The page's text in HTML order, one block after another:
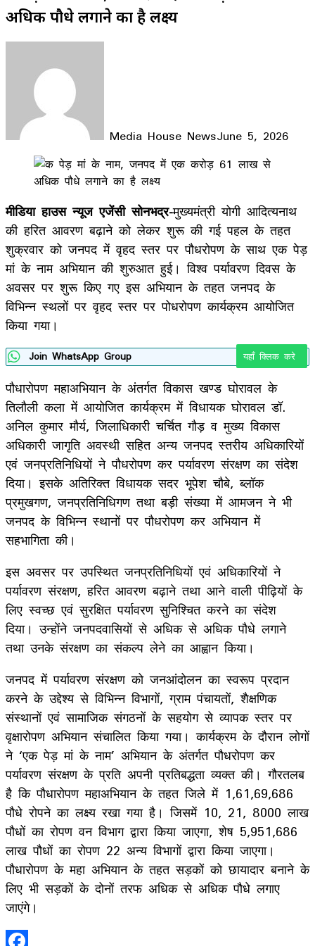
अधिक पौधे लगाने का है लक्ष्य
Media House NewsJune 5, 2026
Facebook
LinkedIn
WhatsApp
Telegram
मीडिया हाउस न्यूज एजेंसी सोनभद्र-मुख्यमंत्री योगी आदित्यनाथ
की हरित आवरण बढ़ाने को लेकर शुरू की गई पहल के तहत
शुक्रवार को जनपद में वृहद स्तर पर पौधरोपण के साथ एक पेड़
मां के नाम अभियान की शुरुआत हुई। विश्व पर्यावरण दिवस के
अवसर पर शुरू किए गए इस अभियान के तहत जनपद के
विभिन्न स्थलों पर वृहद स्तर पर पोधरोपण कार्यक्रम आयोजित
किया गया।
Join WhatsApp Group यहाँ क्लिक करे
पौधारोपण महाअभियान के अंतर्गत विकास खण्ड घोरावल के
तिलौली कला में आयोजित कार्यक्रम में विधायक घोरावल डॉ.
अनिल कुमार मौर्य, जिलाधिकारी चर्चित गौड़ व मुख्य विकास
अधिकारी जागृति अवस्थी सहित अन्य जनपद स्तरीय अधिकारियों
एवं जनप्रतिनिधियों ने पौधरोपण कर पर्यावरण संरक्षण का संदेश
दिया। इसके अतिरिक्त विधायक सदर भूपेश चौबे, ब्लॉक
प्रमुखगण, जनप्रतिनिधिगण तथा बड़ी संख्या में आमजन ने भी
जनपद के विभिन्न स्थानों पर पौधरोपण कर अभियान में
सहभागिता की।
इस अवसर पर उपस्थित जनप्रतिनिधियों एवं अधिकारियों ने
पर्यावरण संरक्षण, हरित आवरण बढ़ाने तथा आने वाली पीढ़ियों के
लिए स्वच्छ एवं सुरक्षित पर्यावरण सुनिश्चित करने का संदेश
दिया। उन्होंने जनपदवासियों से अधिक से अधिक पौधे लगाने
तथा उनके संरक्षण का संकल्प लेने का आह्वान किया।
जनपद में पर्यावरण संरक्षण को जनआंदोलन का स्वरूप प्रदान
करने के उद्देश्य से विभिन्न विभागों, ग्राम पंचायतों, शैक्षणिक
संस्थानों एवं सामाजिक संगठनों के सहयोग से व्यापक स्तर पर
वृक्षारोपण अभियान संचालित किया गया। कार्यक्रम के दौरान लोगों
ने ‘एक पेड़ मां के नाम’ अभियान के अंतर्गत पौधरोपण कर
पर्यावरण संरक्षण के प्रति अपनी प्रतिबद्धता व्यक्त की। गौरतलब
है कि पौधारोपण महाअभियान के तहत जिले में 1,61,69,686
पौधे रोपने का लक्ष्य रखा गया है। जिसमें 10, 21, 8000 लाख
पौधों का रोपण वन विभाग द्वारा किया जाएगा, शेष 5,951,686
लाख पौधों का रोपण 22 अन्य विभागों द्वारा किया जाएगा।
पौधारोपण के महा अभियान के तहत सड़कों को छायादार बनाने के
लिए भी सड़कों के दोनों तरफ अधिक से अधिक पौधे लगाए
जाएंगे।